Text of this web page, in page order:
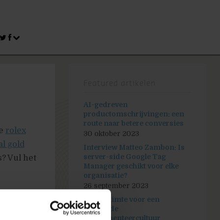
rolex
gold
Vul het
AI-gedreven
productomschrijvingen: een
route naar betere conversies
30 oktober 2023
Interview Matteo Zambon: Is
server-side Google Tag
Manager geschikt voor elke
organisatie?
26 september 2023
Maak ruimte voor een
bloeiende
experimenteercultuur